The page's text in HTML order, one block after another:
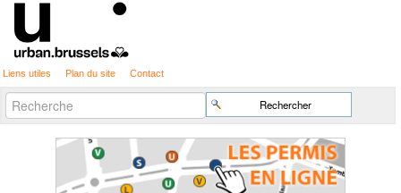
Liens utiles Plan du site Contact
Chercher par
Recherche
avancée…